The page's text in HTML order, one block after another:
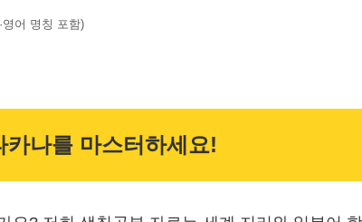
어 명칭 포함)
카나를 마스터하세요!